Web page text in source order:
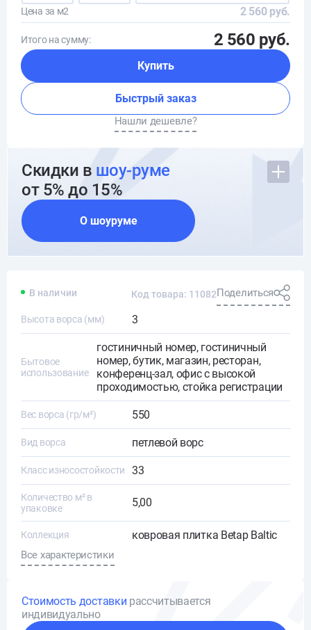
Цена за м2
2 560 руб.
Итого на сумму: 2 560 руб.
Купить
Быстрый заказ
Нашли дешевле?
Скидки в шоу-руме
от 5% до 15%
О шоуруме
В наличии Код товара: 11082Поделиться
Высота ворса (мм) 3
Бытовое
использование
гостиничный номер, гостиничный
номер, бутик, магазин, ресторан,
конференц-зал, офис с высокой
проходимостью, стойка регистрации
Вес ворса (гр/м²) 550
Вид ворса петлевой ворс
Класс износостойкости 33
Количество м² в
упаковке
5,00
Коллекция ковровая плитка Betap Baltic
Все характеристики
Стоимость доставки рассчитывается
индивидуально